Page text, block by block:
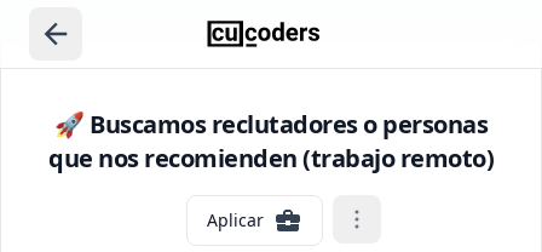
🚀 Buscamos reclutadores o personas
que nos recomienden (trabajo remoto)
Aplicar